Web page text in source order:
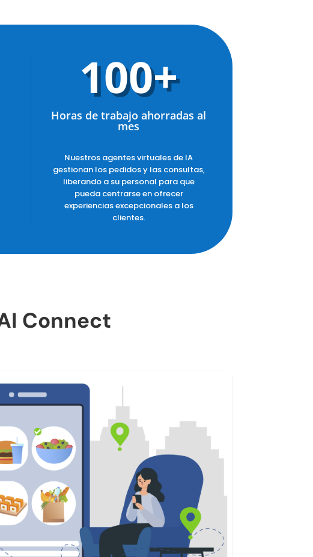
100+
Horas de trabajo ahorradas al
mes
Nuestros agentes virtuales de IA
gestionan los pedidos y las consultas,
liberando a su personal para que
pueda centrarse en ofrecer
experiencias excepcionales a los
clientes.
Connect